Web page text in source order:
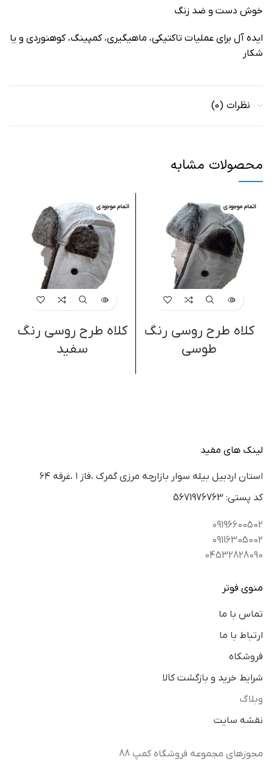
خوش دست و ضد زنگ
ایده آل برای عملیات تاکتیکی، ماهیگیری، کمپینگ، کوهنوردی و یا
شکار
نظرات (0)
محصولات مشابه
اتمام موجودی
کلاه طرح روسی رنگ
طوسی
اتمام موجودی
کلاه طرح روسی رنگ
سفید
لینک های مفید
استان اردبيل بيله سوار بازارچه مرزي گمرك ،فاز ١ ،غرفه ٦٤
كد پستي: 5671976763
09196600502
09116305002
04532828090
منوی فوتر
تماس با ما
ارتباط با ما
فروشکاه
شرایط خرید و بازگشت کالا
وبلاگ
نقشه سایت
مجوزهای مجموعه فروشگاه کمپ 88